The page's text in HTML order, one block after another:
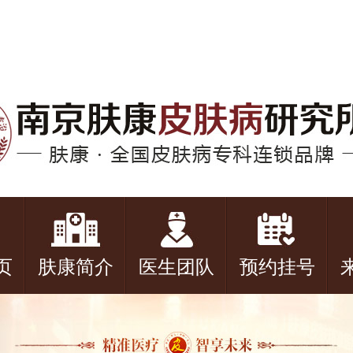
肤康简介 医生团队 预约挂号